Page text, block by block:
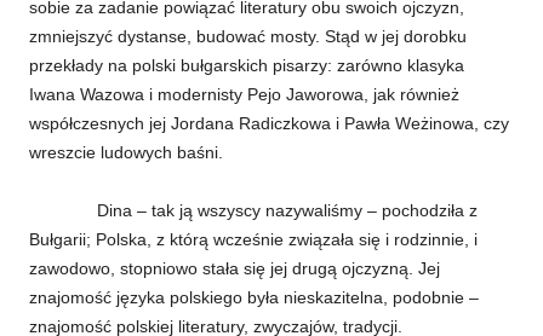
sobie za zadanie powiązać literatury obu swoich ojczyzn,
zmniejszyć dystanse, budować mosty. Stąd w jej dorobku
przekłady na polski bułgarskich pisarzy: zarówno klasyka
Iwana Wazowa i modernisty Pejo Jaworowa, jak również
współczesnych jej Jordana Radiczkowa i Pawła Weżinowa, czy
wreszcie ludowych baśni.
Dina – tak ją wszyscy nazywaliśmy – pochodziła z
Bułgarii; Polska, z którą wcześnie związała się i rodzinnie, i
zawodowo, stopniowo stała się jej drugą ojczyzną. Jej
znajomość języka polskiego była nieskazitelna, podobnie –
znajomość polskiej literatury, zwyczajów, tradycji.